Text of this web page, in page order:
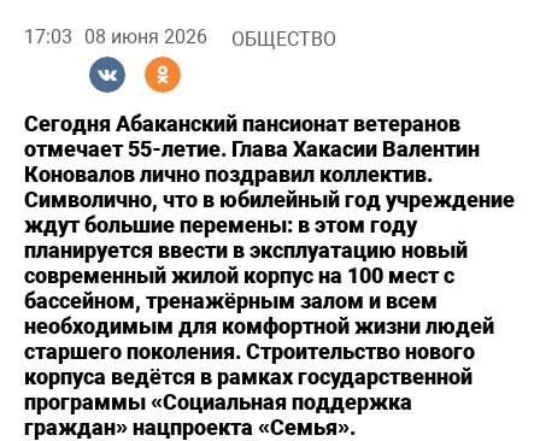
17:03 08 июня 2026 ОБЩЕСТВО
Сегодня Абаканский пансионат ветеранов
отмечает 55-летие. Глава Хакасии Валентин
Коновалов лично поздравил коллектив.
Символично, что в юбилейный год учреждение
ждут большие перемены: в этом году
планируется ввести в эксплуатацию новый
современный жилой корпус на 100 мест с
бассейном, тренажёрным залом и всем
необходимым для комфортной жизни людей
старшего поколения. Строительство нового
корпуса ведётся в рамках государственной
программы «Социальная поддержка
граждан» нацпроекта «Семья».